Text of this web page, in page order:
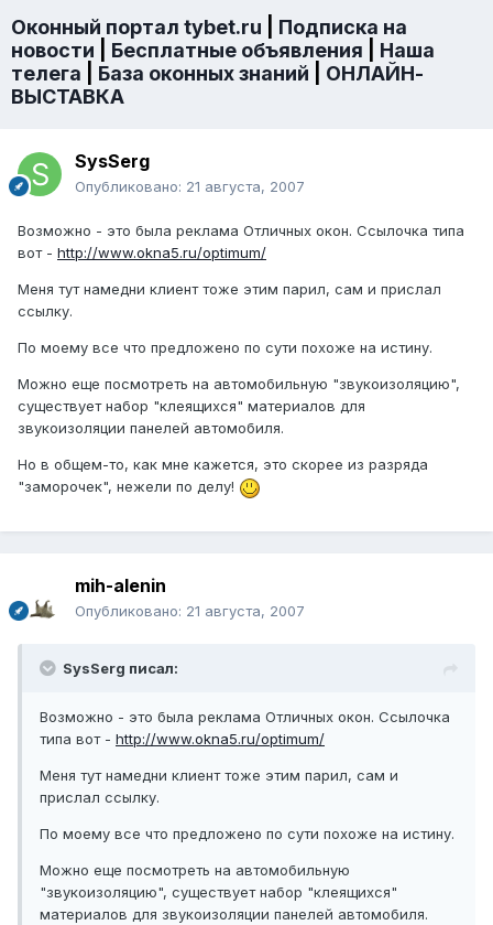
Оконный портал tybet.ru
Подписка на
новости
Бесплатные объявления
Наша
телега
База оконных знаний
ОНЛАЙН-
ВЫСТАВКА
SysSerg
Опубликовано: 21 августа, 2007
Возможно - это была реклама Отличных окон. Ссылочка типа
вот - http://www.okna5.ru/optimum/
Меня тут намедни клиент тоже этим парил, сам и прислал
ссылку.
По моему все что предложено по сути похоже на истину.
Можно еще посмотреть на автомобильную "звукоизоляцию",
существует набор "клеящихся" материалов для
звукоизоляции панелей автомобиля.
Но в общем-то, как мне кажется, это скорее из разряда
"заморочек", нежели по делу!
mih-alenin
Опубликовано: 21 августа, 2007
SysSerg писал:
Возможно - это была реклама Отличных окон. Ссылочка
типа вот - http://www.okna5.ru/optimum/
Меня тут намедни клиент тоже этим парил, сам и
прислал ссылку.
По моему все что предложено по сути похоже на истину.
Можно еще посмотреть на автомобильную
"звукоизоляцию", существует набор "клеящихся"
материалов для звукоизоляции панелей автомобиля.